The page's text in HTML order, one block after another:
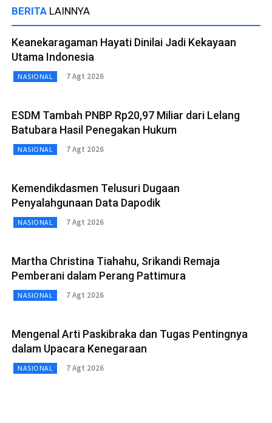
BERITA LAINNYA
Keanekaragaman Hayati Dinilai Jadi Kekayaan
Utama Indonesia
NASIONAL 7 Agt 2026
ESDM Tambah PNBP Rp20,97 Miliar dari Lelang
Batubara Hasil Penegakan Hukum
NASIONAL 7 Agt 2026
Kemendikdasmen Telusuri Dugaan
Penyalahgunaan Data Dapodik
NASIONAL 7 Agt 2026
Martha Christina Tiahahu, Srikandi Remaja
Pemberani dalam Perang Pattimura
NASIONAL 7 Agt 2026
Mengenal Arti Paskibraka dan Tugas Pentingnya
dalam Upacara Kenegaraan
NASIONAL 7 Agt 2026